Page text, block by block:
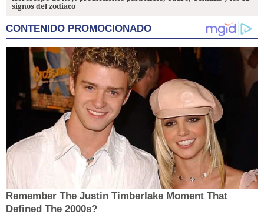
signos del zodiaco
CONTENIDO PROMOCIONADO
Remember The Justin Timberlake Moment That
Defined The 2000s?